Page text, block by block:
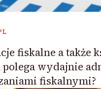
fiskalne a także
polega wydajnie
fiskalnymi?